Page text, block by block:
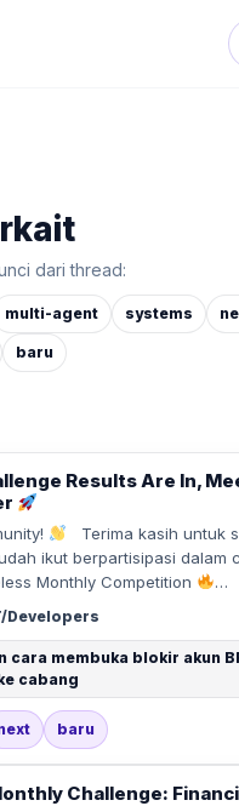
Search
dari thread:
multi-agent systems
baru
Results Are In,
Terima kasih untuk
ikut berpartisipasi dalam
Monthly Competition
…
Developers
cara membuka blokir akun
cabang
baru
Challenge: